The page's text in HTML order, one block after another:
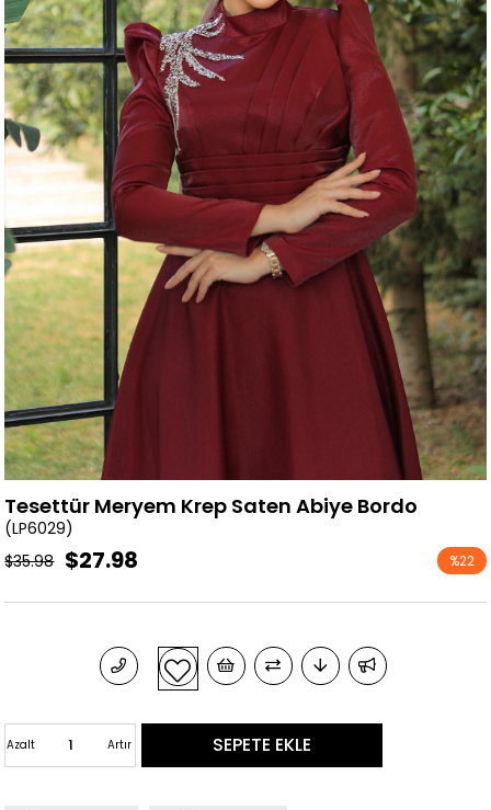
Tesettür Meryem Krep Saten Abiye Bordo
(LP6029)
%22
$35.98 $27.98
Artır
Azalt